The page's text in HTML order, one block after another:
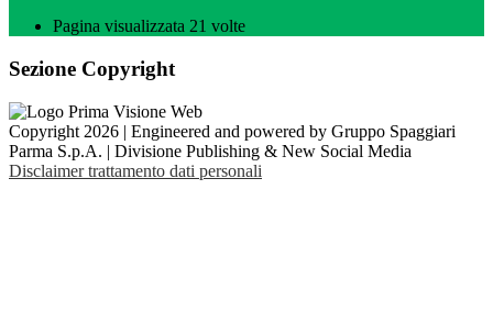
Pagina visualizzata 21 volte
Sezione Copyright
Copyright 2026 | Engineered and powered by Gruppo Spaggiari
Parma S.p.A. | Divisione Publishing & New Social Media
Disclaimer trattamento dati personali